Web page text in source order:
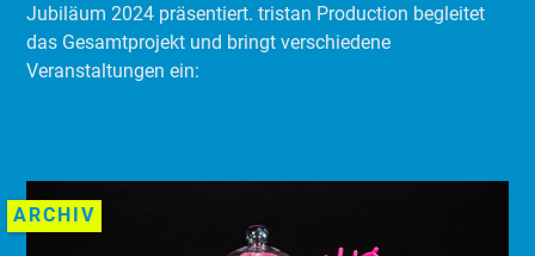
Jubiläum 2024 präsentiert. tristan Production begleitet
das Gesamtprojekt und bringt verschiedene
Veranstaltungen ein:
ARCHIV